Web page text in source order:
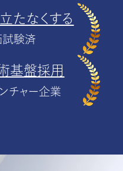
たなくする
験済
基盤採用
チャー企業